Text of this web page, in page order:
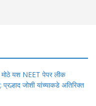
मोठे यश NEET पेपर लीक
जोशी यांच्याकडे अतिरिक्त